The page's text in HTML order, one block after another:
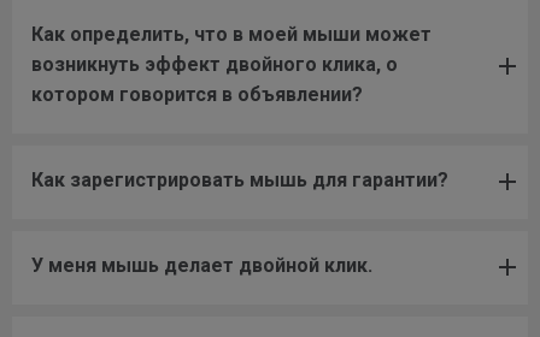
Как определить, что в моей мыши может
возникнуть эффект двойного клика, о
котором говорится в объявлении?
Как зарегистрировать мышь для гарантии?
У меня мышь делает двойной клик.